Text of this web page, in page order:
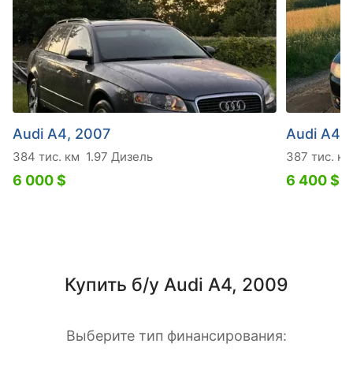
Audi A4, 2007
384 тис. км 1.97 Дизель
6 000 $
Audi A4,
387 тис. км
6 400 $
Купить б/у Audi A4, 2009
Выберите тип финансирования: